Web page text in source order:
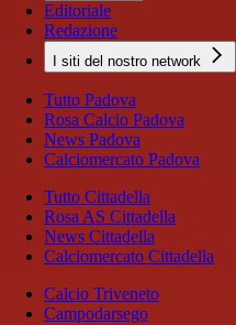
Editoriale
Redazione
I siti del nostro network
Tutto Padova
Rosa Calcio Padova
News Padova
Calciomercato Padova
Tutto Cittadella
Rosa AS Cittadella
News Cittadella
Calciomercato Cittadella
Calcio Triveneto
Campodarsego